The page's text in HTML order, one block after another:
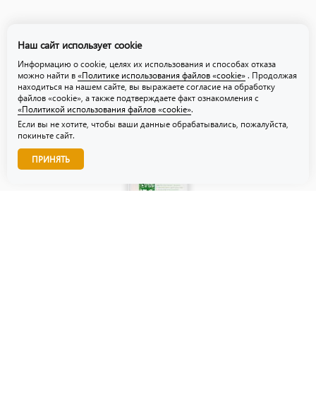
Политика использования файлов «cookie»
Звоните нам!
Наш сайт использует cookie
Информацию о cookie, целях их использования и способах отказа
можно найти в «Политике использования файлов «cookie» . Продолжая
находиться на нашем сайте, вы выражаете согласие на обработку
файлов «cookie», а также подтверждаете факт ознакомления с
«Политикой использования файлов «cookie».
Если вы не хотите, чтобы ваши данные обрабатывались, пожалуйста,
покиньте сайт.
ПРИНЯТЬ